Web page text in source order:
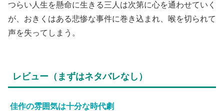
つらい人生を懸命に生きる三人は次第に心を通わせていく
が、おきくはある悲惨な事件に巻き込まれ、喉を切られて
声を失ってしまう。
レビュー（まずはネタバレなし）
佳作の雰囲気は十分な時代劇